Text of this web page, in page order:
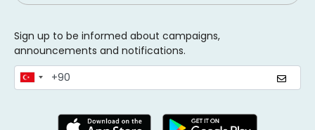
Sign up to be informed about campaigns,
announcements and notifications.